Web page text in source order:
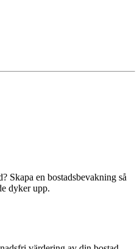
Skapa en bostadsbevakning så
dyker upp.